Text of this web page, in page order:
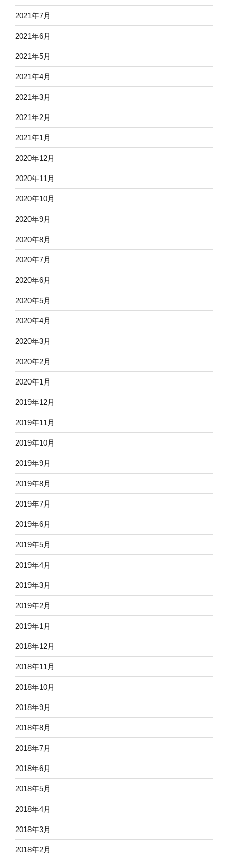
2021年7月
2021年6月
2021年5月
2021年4月
2021年3月
2021年2月
2021年1月
2020年12月
2020年11月
2020年10月
2020年9月
2020年8月
2020年7月
2020年6月
2020年5月
2020年4月
2020年3月
2020年2月
2020年1月
2019年12月
2019年11月
2019年10月
2019年9月
2019年8月
2019年7月
2019年6月
2019年5月
2019年4月
2019年3月
2019年2月
2019年1月
2018年12月
2018年11月
2018年10月
2018年9月
2018年8月
2018年7月
2018年6月
2018年5月
2018年4月
2018年3月
2018年2月